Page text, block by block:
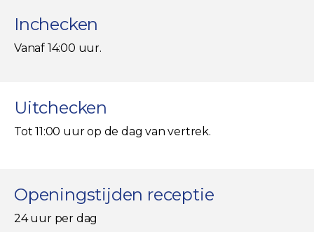
Inchecken
Vanaf 14:00 uur.
Uitchecken
Tot 11:00 uur op de dag van vertrek.
Openingstijden receptie
24 uur per dag